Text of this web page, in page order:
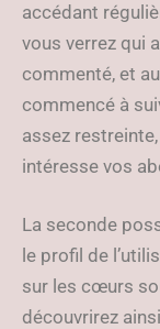
accédant
vous verrez qui
commenté, et
commencé à
assez
intéresse vos
La seconde
le profil de
sur les cœurs
découvrirez